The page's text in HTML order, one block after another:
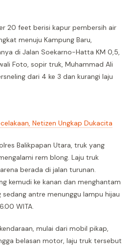
20 feet berisi kapur pembersih air
menuju Kampung Baru,
di Jalan Soekarno-Hatta KM 0,5,
Foto, sopir truk, Muhammad Ali
dari 4 ke 3 dan kurangi laju
Netizen Ungkap Dukacita
Balikpapan Utara, truk yang
rem blong. Laju truk
berada di jalan turunan.
kemudi ke kanan dan menghantam
antre menunggu lampu hijau
WITA.
mulai dari mobil pikap,
belasan motor, laju truk tersebut